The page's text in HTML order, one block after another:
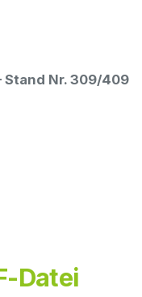
Stand Nr. 309/409
Datei